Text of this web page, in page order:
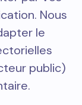
Nous
le
public)